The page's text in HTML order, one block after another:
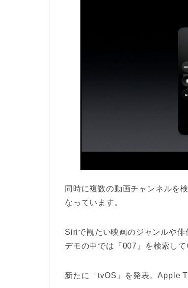
同時に複数の動画チャンネルを
なっています。
Siriで観たい映画のジャンルや俳
デモの中では『007』を検索して
新たに「tvOS」を発表。Apple